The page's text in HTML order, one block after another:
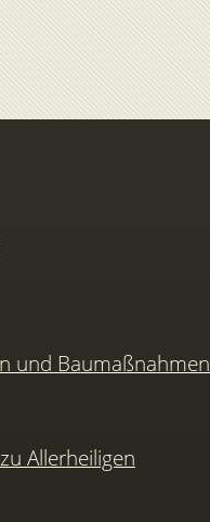
und Baumaßnahmen
Allerheiligen